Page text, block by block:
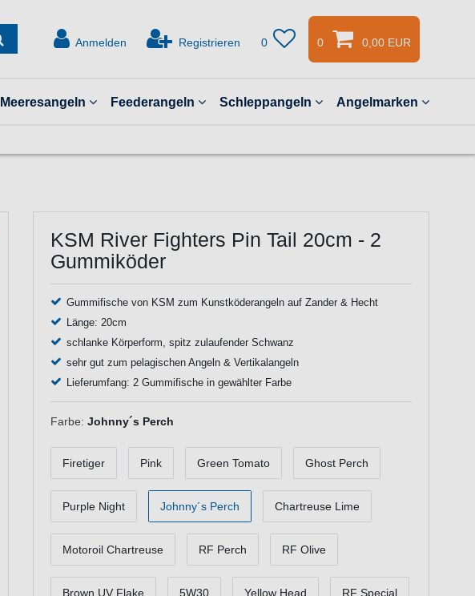
Anmelden Registrieren 0 0 0,00 EUR
Meeresangeln Feederangeln Schleppangeln Angelmarken
KSM River Fighters Pin Tail 20cm - 2
Gummiköder
Gummifische von KSM zum Kunstköderangeln auf Zander & Hecht
Länge: 20cm
schlanke Körperform, spitz zulaufender Schwanz
sehr gut zum pelagischen Angeln & Vertikalangeln
Lieferumfang: 2 Gummifische in gewählter Farbe
Farbe: Johnny´s Perch
Firetiger Pink Green Tomato Ghost Perch
Purple Night Johnny´s Perch Chartreuse Lime
Motoroil Chartreuse RF Perch RF Olive
Brown UV Flake 5W30 Yellow Head RF Special